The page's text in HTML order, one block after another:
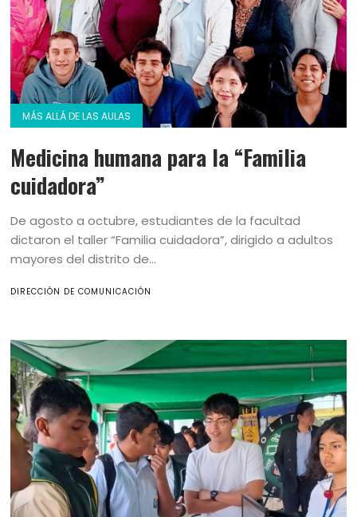
MÁS ALLÁ DE LAS AULAS
Medicina humana para la “Familia
cuidadora”
De agosto a octubre, estudiantes de la facultad
dictaron el taller “Familia cuidadora”, dirigido a adultos
mayores del distrito de...
DIRECCIÓN DE COMUNICACIÓN